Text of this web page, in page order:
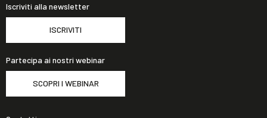
Iscriviti alla newsletter
ISCRIVITI
Partecipa ai nostri webinar
SCOPRI I WEBINAR